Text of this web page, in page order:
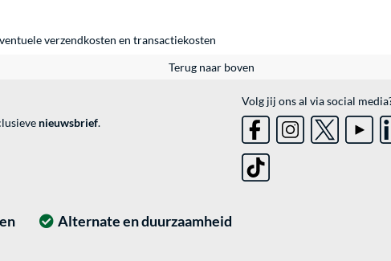
verzendkosten en transactiekosten
Terug naar boven
nieuwsbrief.
Volg jij ons al via social
Alternate en duurzaamheid